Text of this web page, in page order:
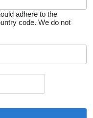
adhere to the
code. We do not